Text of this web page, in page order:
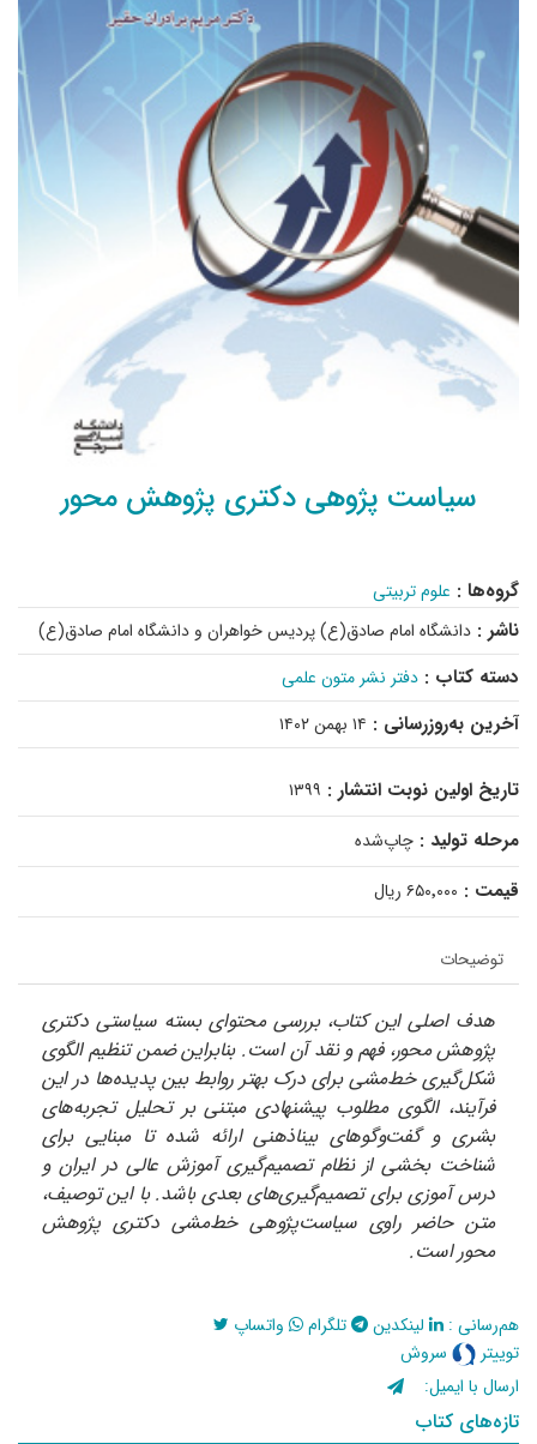
سیاست پژوهی دکتری پژوهش محور
گروه‌ها : علوم تربیتی
ناشر : دانشگاه امام صادق(ع) پردیس خواهران و دانشگاه امام صادق(ع)
دسته کتاب : دفتر نشر متون علمی
آخرین به‌روزرسانی : ۱۴ بهمن ۱۴۰۲
تاریخ اولین نوبت انتشار : ۱۳۹۹
مرحله تولید : چاپ‌شده
قیمت : ۶۵۰٬۰۰۰ ریال
توضیحات
هدف اصلی این کتاب، بررسی محتوای بسته سیاستی دکتری
پژوهش محور، فهم و نقد آن است. بنابراین ضمن تنظیم الگوی
شکل‌گیری خط‌مشی برای درک بهتر روابط بین پدیده‌ها در این
فرآیند، الگوی مطلوب پیشنهادی مبتنی بر تحلیل تجربه‌های
بشری و گفت‌وگوهای بیناذهنی ارائه شده تا مبنایی برای
شناخت بخشی از نظام تصمیم‌گیری آموزش عالی در ایران و
درس آموزی برای تصمیم‌گیری‌های بعدی باشد. با این توصیف،
متن حاضر راوی سیاست‌پژوهی خط‌مشی دکتری پژوهش
محور است.
هم‌رسانی : لینکدین تلگرام
واتساپ
توییتر
سروش
ارسال با ایمیل:
تازه‌های کتاب